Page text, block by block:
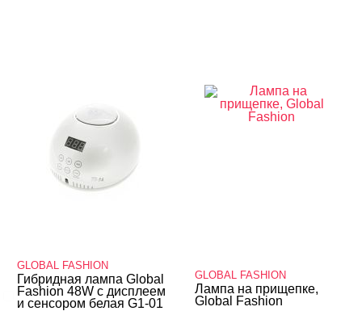
Одежда для мастеров
Товары со скидкой
Учебные пособия, журналы
BLOOM
GLOBAL FASHION
Гибридная лампа Global
Fashion 48W с дисплеем
и сенсором белая G1-01
GLOBAL FASHION
Лампа на прищепке,
Global Fashion